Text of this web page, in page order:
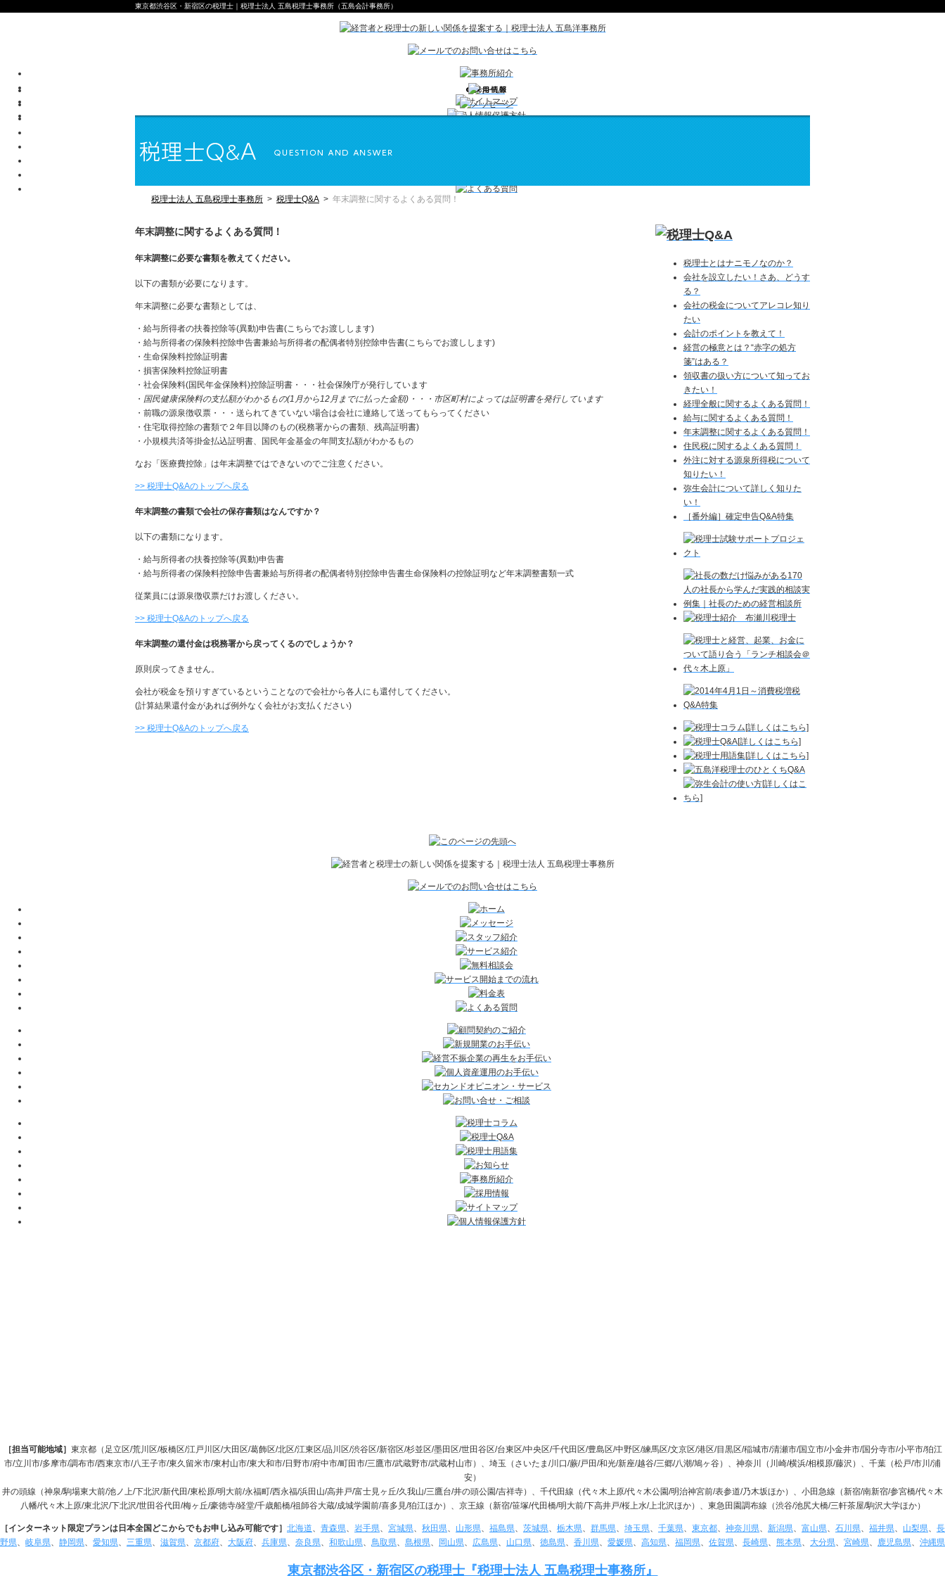
東京都渋谷区・新宿区の税理士｜税理士法人 五島税理士事務所（五島会計事務所）
税理士法人 五島税理士事務所 > 税理士Q&A > 年末調整に関するよくある質問！
年末調整に関するよくある質問！
年末調整に必要な書類を教えてください。
以下の書類が必要になります。
年末調整に必要な書類としては、
・給与所得者の扶養控除等(異動)申告書(こちらでお渡しします)
・給与所得者の保険料控除申告書兼給与所得者の配偶者特別控除申告書(こちらでお渡しします)
・生命保険料控除証明書
・損害保険料控除証明書
・社会保険料(国民年金保険料)控除証明書・・・社会保険庁が発行しています
・ 国民健康保険料の支払額がわかるもの(1月から12月までに払った金額)・・・市区町村によっては証明書を発行しています
・前職の源泉徴収票・・・送られてきていない場合は会社に連絡して送ってもらってください
・住宅取得控除の書類で２年目以降のもの(税務署からの書類、残高証明書)
・小規模共済等掛金払込証明書、国民年金基金の年間支払額がわかるもの
なお「医療費控除」は年末調整ではできないのでご注意ください。
>> 税理士Q&Aのトップへ戻る
年末調整の書類で会社の保存書類はなんですか？
以下の書類になります。
・給与所得者の扶養控除等(異動)申告書
・給与所得者の保険料控除申告書兼給与所得者の配偶者特別控除申告書生命保険料の控除証明など年末調整書類一式
従業員には源泉徴収票だけお渡しください。
>> 税理士Q&Aのトップへ戻る
年末調整の還付金は税務署から戻ってくるのでしょうか？
原則戻ってきません。
会社が税金を預りすぎているということなので会社から各人にも還付してください。
(計算結果還付金があれば例外なく会社がお支払ください)
>> 税理士Q&Aのトップへ戻る
税理士とはナニモノなのか？
会社を設立したい！さあ、どうす
る？
会社の税金についてアレコレ知り
たい
会計のポイントを教えて！
経営の極意とは？“赤字の処方
箋”はある？
領収書の扱い方について知ってお
きたい！
経理全般に関するよくある質問！
給与に関するよくある質問！
年末調整に関するよくある質問！
住民税に関するよくある質問！
外注に対する源泉所得税について
知りたい！
弥生会計について詳しく知りた
い！
［番外編］確定申告Q&A特集
［担当可能地域］ 東京都（足立区/荒川区/板橋区/江戸川区/大田区/葛飾区/北区/江東区/品川区/渋谷区/新宿区/杉並区/墨田区/世田谷区/台東区/中央区/千代田区/豊島区/中野区/練馬区/文京区/港区/目黒区/稲城市/清瀬市/国立市/小金井市/国分寺市/小平市/狛江
市/立川市/多摩市/調布市/西東京市/八王子市/東久留米市/東村山市/東大和市/日野市/府中市/町田市/三鷹市/武蔵野市/武蔵村山市）、埼玉（さいたま/川口/蕨/戸田/和光/新座/越谷/三郷/八潮/鳩ヶ谷）、神奈川（川崎/横浜/相模原/藤沢）、千葉（松戸/市川/浦
安）
井の頭線（神泉/駒場東大前/池ノ上/下北沢/新代田/東松原/明大前/永福町/西永福/浜田山/高井戸/富士見ヶ丘/久我山/三鷹台/井の頭公園/吉祥寺）、千代田線（代々木上原/代々木公園/明治神宮前/表参道/乃木坂ほか）、小田急線（新宿/南新宿/参宮橋/代々木
八幡/代々木上原/東北沢/下北沢/世田谷代田/梅ヶ丘/豪徳寺/経堂/千歳船橋/祖師谷大蔵/成城学園前/喜多見/狛江ほか）、京王線（新宿/笹塚/代田橋/明大前/下高井戸/桜上水/上北沢ほか）、東急田園調布線（渋谷/池尻大橋/三軒茶屋/駒沢大学ほか）
［インターネット限定プランは日本全国どこからでもお申し込み可能です］ 北海道、 青森県、 岩手県、 宮城県、 秋田県、 山形県、 福島県、 茨城県、 栃木県、 群馬県、 埼玉県、 千葉県、 東京都、 神奈川県、 新潟県、 富山県、 石川県、 福井県、 山梨県、 長
野県、 岐阜県、 静岡県、 愛知県、 三重県、 滋賀県、 京都府、 大阪府、 兵庫県、 奈良県、 和歌山県、 鳥取県、 島根県、 岡山県、 広島県、 山口県、 徳島県、 香川県、 愛媛県、 高知県、 福岡県、 佐賀県、 長崎県、 熊本県、 大分県、 宮崎県、 鹿児島県、 沖縄県
東京都渋谷区・新宿区の税理士『税理士法人 五島税理士事務所』